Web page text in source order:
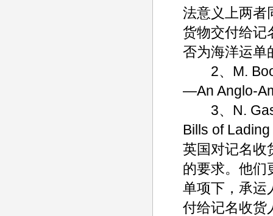
法意义上两者
货物交付给记
否为海洋运单
2、M.
—An Anglo-
3、N.
Bills of
英国对记名收
的要求。他们
单项下，承运
付给记名收货